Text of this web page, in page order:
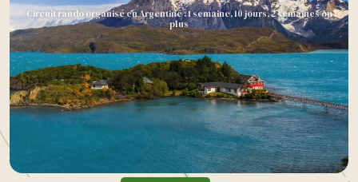
Circuit rando organisé en Argentine : 1 semaine, 10 jours, 2 semaines ou
plus